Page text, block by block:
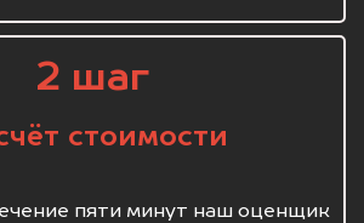
2 шаг
стоимости
пяти минут наш оценщик